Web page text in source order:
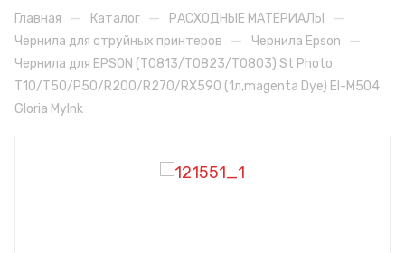
Главная — Каталог — РАСХОДНЫЕ МАТЕРИАЛЫ —
Чернила для струйных принтеров — Чернила Epson —
Чернила для EPSON (T0813/T0823/T0803) St Photo
T10/T50/P50/R200/R270/RX590 (1л,magenta Dye) EI-M504
Gloria MyInk